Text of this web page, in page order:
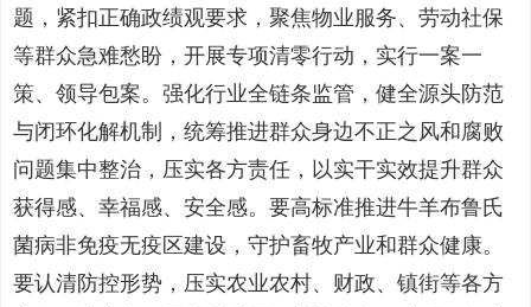
题，紧扣正确政绩观要求，聚焦物业服务、劳动社保
等群众急难愁盼，开展专项清零行动，实行一案一
策、领导包案。强化行业全链条监管，健全源头防范
与闭环化解机制，统筹推进群众身边不正之风和腐败
问题集中整治，压实各方责任，以实干实效提升群众
获得感、幸福感、安全感。要高标准推进牛羊布鲁氏
菌病非免疫无疫区建设，守护畜牧产业和群众健康。
要认清防控形势，压实农业农村、财政、镇街等各方